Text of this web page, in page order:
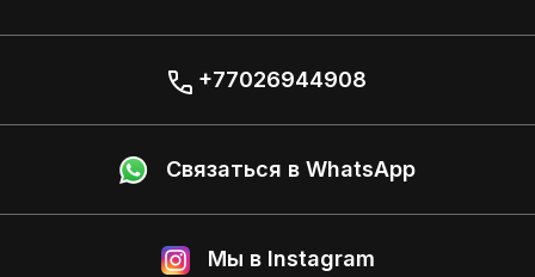
+77026944908
Связаться в WhatsApp
Мы в Instagram